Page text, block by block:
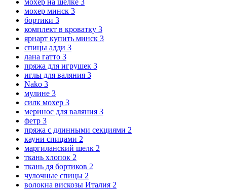
мохер минск 3
бортики 3
комплект в кроватку 3
ярнарт купить минск 3
спицы адди 3
лана гатто 3
пряжа для игрушек 3
иглы для валяния 3
Nako 3
мулине 3
силк мохер 3
меринос для валяния 3
фетр 3
пряжа с длинными секциями 2
кауни спицами 2
маргиланский шелк 2
ткань хлопок 2
ткань дя бортиков 2
чулочные спицы 2
волокна вискозы Италия 2